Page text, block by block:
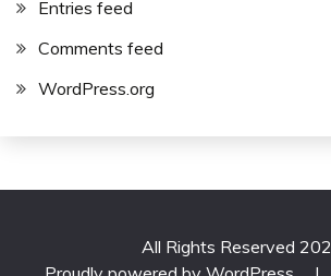
Entries feed
Comments feed
WordPress.org
All Rights Reserved